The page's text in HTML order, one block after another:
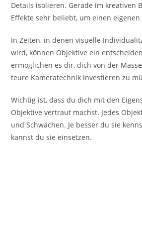
Details isolieren. Gerade im kreativen
Effekte sehr beliebt, um einen
In Zeiten, in denen visuelle
wird, können Objektive ein
ermöglichen es dir, dich von der
teure Kameratechnik investieren zu
Wichtig ist, dass du dich mit den
Objektive vertraut machst. Jedes
und Schwächen. Je besser du sie
kannst du sie einsetzen.